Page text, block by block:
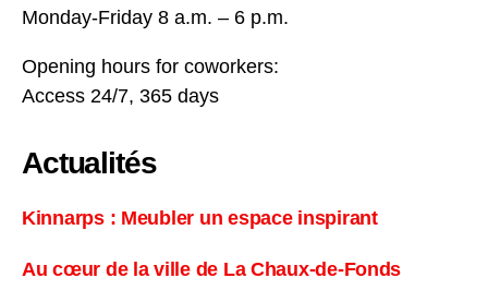
Monday-Friday 8 a.m. – 6 p.m.
Opening hours for coworkers:
Access 24/7, 365 days
Actualités
Kinnarps : Meubler un espace inspirant
Au cœur de la ville de La Chaux-de-Fonds